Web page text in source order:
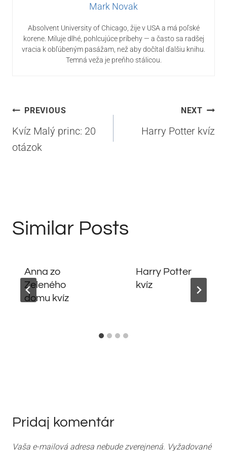
Mark Novak
Absolvent University of Chicago, žije v USA a má poľské
korene. Miluje dlhé, pohlcujúce príbehy — a často sa radšej
vracia k obľúbeným pasážam, než aby dočítal ďalšiu knihu.
Temná veža je preňho stálicou.
Navigácia
v
článku
PREVIOUS
Kvíz Malý princ: 20
otázok
NEXT
Harry Potter kvíz
Similar Posts
Anna zo
Zeleného
domu kvíz
Harry Potter
kvíz
Pridaj komentár
Vaša e-mailová adresa nebude zverejnená. Vyžadované